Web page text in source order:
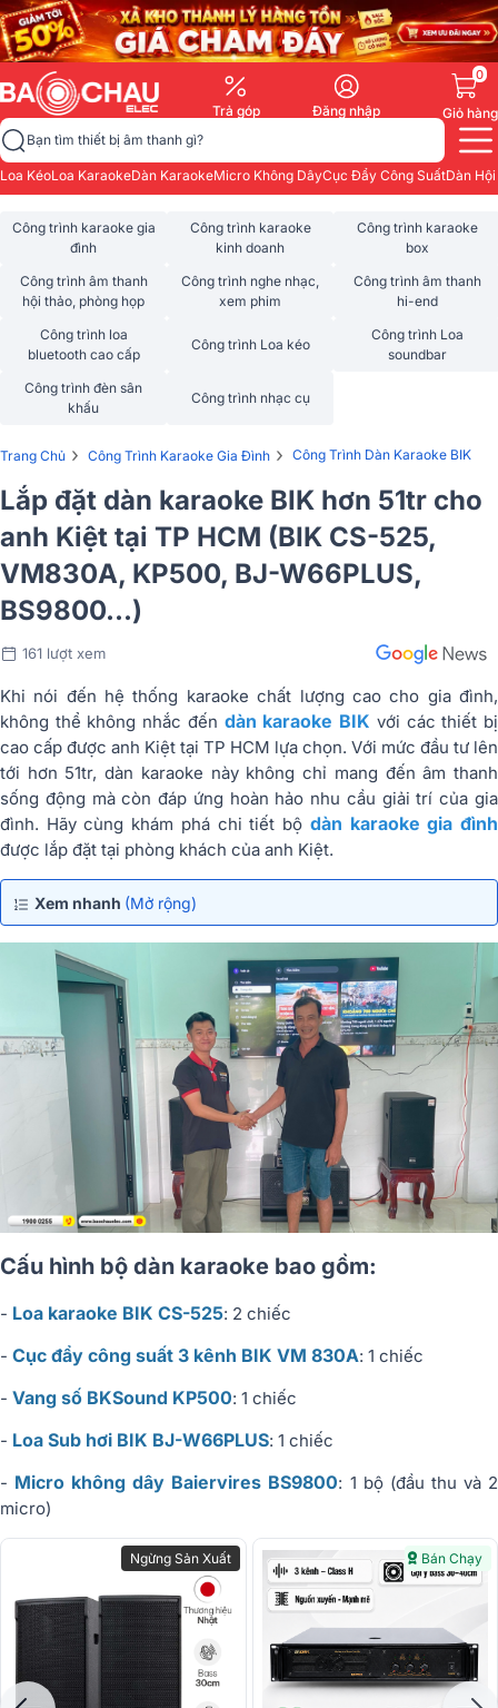
Trả góp Đăng nhập
0
Giỏ hàng
Bạn tìm thiết bị âm thanh gì?
Loa KéoLoa KaraokeDàn KaraokeMicro Không DâyCục Đẩy Công SuấtDàn
Công trình karaoke gia
đình
Công trình karaoke
kinh doanh
Công trình karaoke
box
Công trình âm thanh
hội thảo, phòng họp
Công trình nghe nhạc,
xem phim
Công trình âm thanh
hi-end
Công trình loa
bluetooth cao cấp
Công trình Loa kéo
Công trình Loa
soundbar
Công trình đèn sân
khấu
Công trình nhạc cụ
Trang Chủ › Công Trình Karaoke Gia Đình › Công Trình Dàn Karaoke BIK
Lắp đặt dàn karaoke BIK hơn 51tr cho
anh Kiệt tại TP HCM (BIK CS-525,
VM830A, KP500, BJ-W66PLUS,
BS9800...)
161 lượt xem
Khi nói đến hệ thống karaoke chất lượng cao cho gia đình,
không thể không nhắc đến dàn karaoke BIK với các thiết bị
cao cấp được anh Kiệt tại TP HCM lựa chọn. Với mức đầu tư lên
tới hơn 51tr, dàn karaoke này không chỉ mang đến âm thanh
sống động mà còn đáp ứng hoàn hảo nhu cầu giải trí của gia
đình. Hãy cùng khám phá chi tiết bộ dàn karaoke gia đình
được lắp đặt tại phòng khách của anh Kiệt.
Xem nhanh (Mở rộng)
Cấu hình bộ dàn karaoke bao gồm:
- Loa karaoke BIK CS-525: 2 chiếc
- Cục đẩy công suất 3 kênh BIK VM 830A: 1 chiếc
- Vang số BKSound KP500: 1 chiếc
- Loa Sub hơi BIK BJ-W66PLUS: 1 chiếc
- Micro không dây Baiervires BS9800: 1 bộ (đầu thu và 2
micro)
Ngừng Sản Xuất Bán Chạy